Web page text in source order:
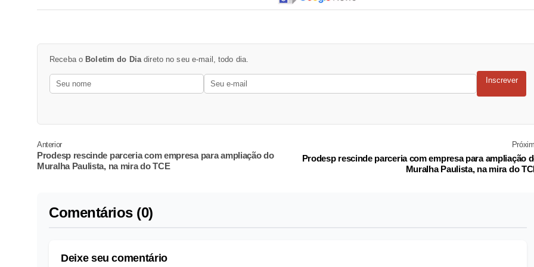
Receba o Boletim do Diadireto no seu e-mail, todo dia.
Inscrever
Anterior
Prodesp rescinde parceria com empresa para ampliação do
Muralha Paulista, na mira do TCE
Prodesp rescinde parceria com empresa para ampliação
Muralha Paulista, na mira do
Comentários (0)
Deixe seu comentário